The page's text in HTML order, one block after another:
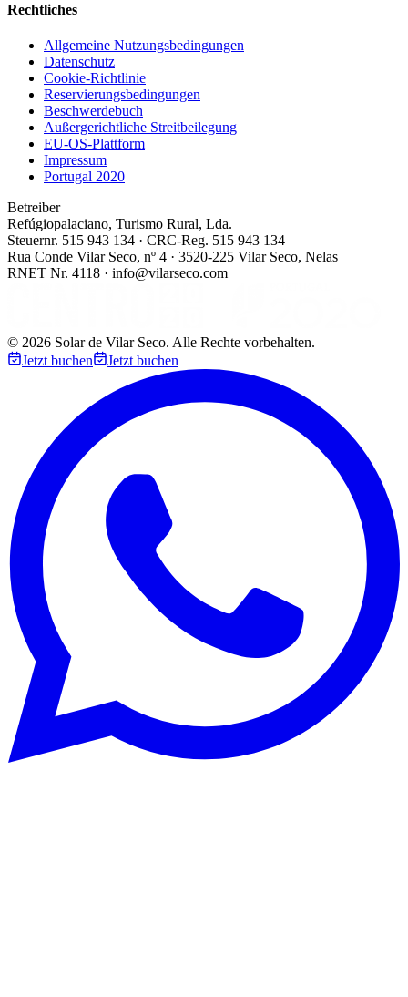
Rechtliches
Allgemeine Nutzungsbedingungen
Datenschutz
Cookie-Richtlinie
Reservierungsbedingungen
Beschwerdebuch
Außergerichtliche Streitbeilegung
EU-OS-Plattform
Impressum
Portugal 2020
Betreiber
Refúgiopalaciano, Turismo Rural, Lda.
Steuernr. 515 943 134 · CRC-Reg. 515 943 134
Rua Conde Vilar Seco, nº 4 · 3520-225 Vilar Seco, Nelas
RNET Nr. 4118 · info@vilarseco.com
© 2026 Solar de Vilar Seco. Alle Rechte vorbehalten.
Jetzt buchen
Jetzt buchen